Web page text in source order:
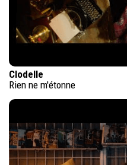
Clodelle
Rien ne m'étonne